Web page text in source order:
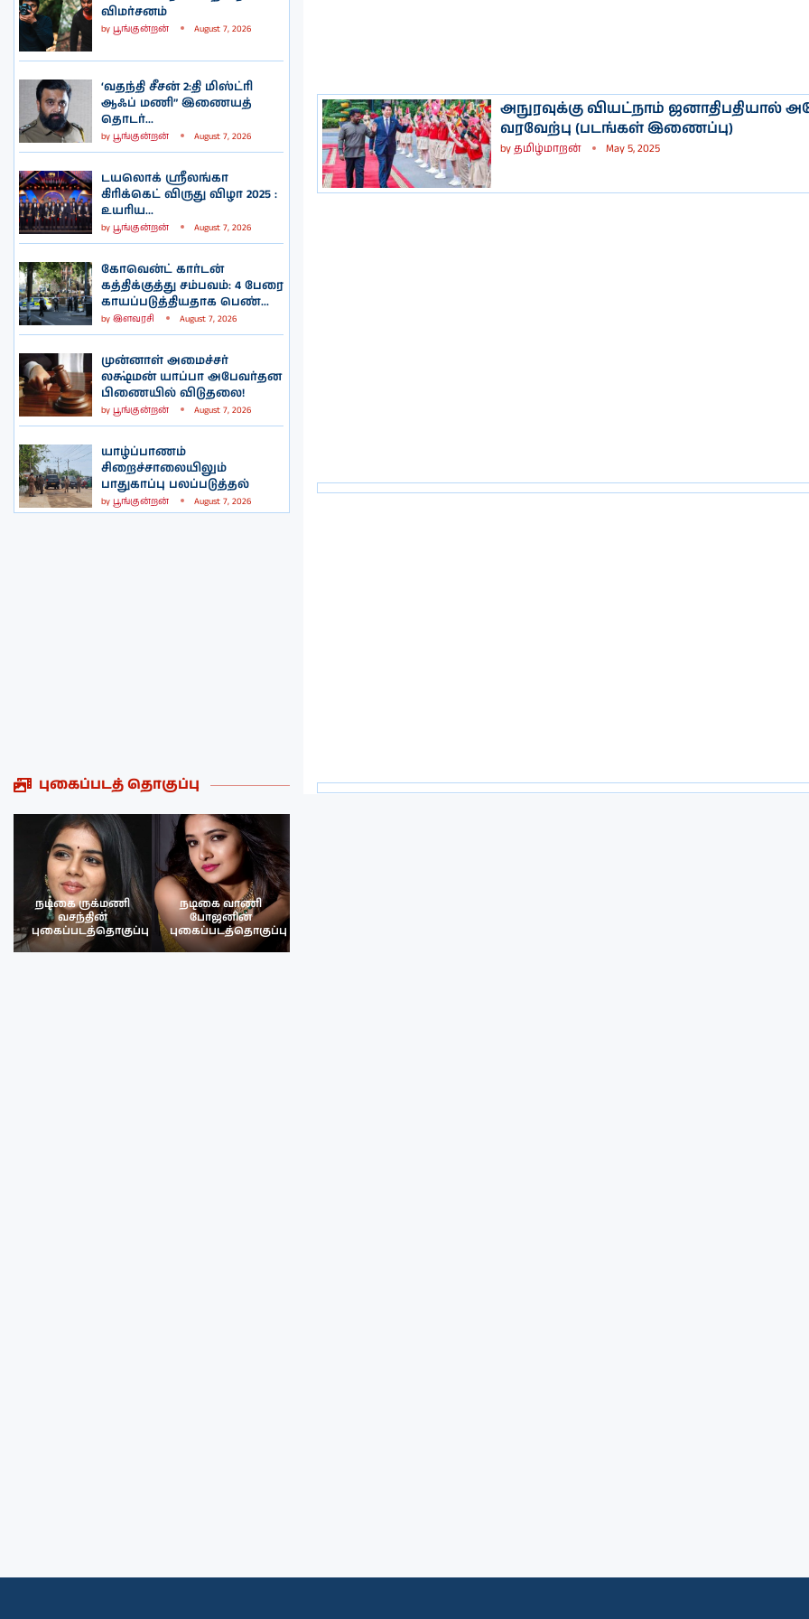
விமர்சனம்
by பூங்குன்றன் August 7, 2026
‘வதந்தி சீசன் 2:தி மிஸ்ட்ரி
ஆஃப் மணி” இணையத்
தொடர்...
by பூங்குன்றன் August 7, 2026
டயலொக் ஸ்ரீலங்கா
கிரிக்கெட் விருது விழா 2025 :
உயரிய...
by பூங்குன்றன் August 7, 2026
கோவென்ட் கார்டன்
கத்திக்குத்து சம்பவம்: 4 பேரை
காயப்படுத்தியதாக பெண்...
by இளவரசி August 7, 2026
முன்னாள் அமைச்சர்
லக்ஷ்மன் யாப்பா அபேவர்தன
பிணையில் விடுதலை!
by பூங்குன்றன் August 7, 2026
யாழ்ப்பாணம்
சிறைச்சாலையிலும்
பாதுகாப்பு பலப்படுத்தல்
by பூங்குன்றன் August 7, 2026
புகைப்படத் தொகுப்பு
நடிகை ருக்மணி
வசந்தின்
புகைப்படத்தொகுப்பு
நடிகை வாணி
போஜனின்
புகைப்படத்தொகுப்பு
அநுரவுக்கு வியட்நாம் ஜனாதிபதியால்
வரவேற்பு (படங்கள் இணைப்பு)
byதமிழ்மாறன் May 5, 2025